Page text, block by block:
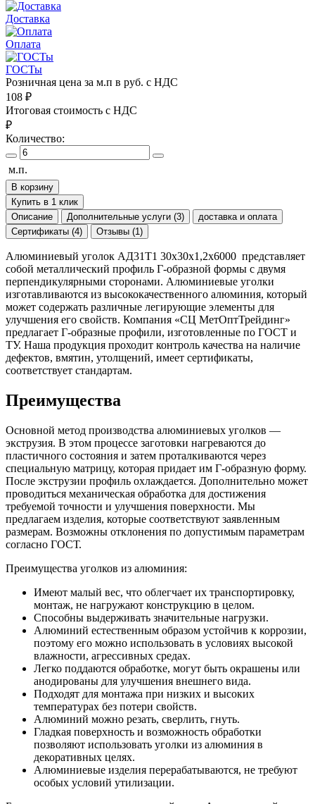
Доставка
Оплата
ГОСТы
Розничная цена за м.п в руб. с НДС
108 ₽
Итоговая стоимость с НДС
₽
Количество:
м.п.
В корзину
Купить в 1 клик
Описание
Дополнительные услуги (3)
доставка и оплата
Сертификаты (4)
Отзывы (1)
Алюминиевый уголок АД31Т1 30х30х1,2х6000 представляет
собой металлический профиль Г-образной формы с двумя
перпендикулярными сторонами. Алюминиевые уголки
изготавливаются из высококачественного алюминия, который
может содержать различные легирующие элементы для
улучшения его свойств. Компания «СЦ МетОптТрейдинг»
предлагает Г-образные профили, изготовленные по ГОСТ и
ТУ. Наша продукция проходит контроль качества на наличие
дефектов, вмятин, утолщений, имеет сертификаты,
соответствует стандартам.
Преимущества
Основной метод производства алюминиевых уголков —
экструзия. В этом процессе заготовки нагреваются до
пластичного состояния и затем проталкиваются через
специальную матрицу, которая придает им Г-образную форму.
После экструзии профиль охлаждается. Дополнительно может
проводиться механическая обработка для достижения
требуемой точности и улучшения поверхности. Мы
предлагаем изделия, которые соответствуют заявленным
размерам. Возможны отклонения по допустимым параметрам
согласно ГОСТ.
Преимущества уголков из алюминия:
Имеют малый вес, что облегчает их транспортировку,
монтаж, не нагружают конструкцию в целом.
Способны выдерживать значительные нагрузки.
Алюминий естественным образом устойчив к коррозии,
поэтому его можно использовать в условиях высокой
влажности, агрессивных средах.
Легко поддаются обработке, могут быть окрашены или
анодированы для улучшения внешнего вида.
Подходят для монтажа при низких и высоких
температурах без потери свойств.
Алюминий можно резать, сверлить, гнуть.
Гладкая поверхность и возможность обработки
позволяют использовать уголки из алюминия в
декоративных целях.
Алюминиевые изделия перерабатываются, не требуют
особых условий утилизации.